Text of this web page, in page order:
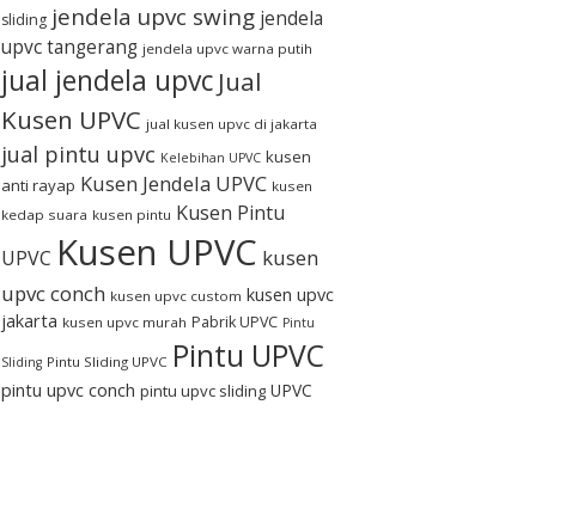
sliding jendela upvc swing jendela
upvc tangerang jendela upvc warna putih
jual jendela upvc Jual
Kusen UPVC jual kusen upvc di jakarta
jual pintu upvc Kelebihan UPVC kusen
anti rayap Kusen Jendela UPVC kusen
kedap suara kusen pintu Kusen Pintu
UPVC Kusen UPVC kusen
upvc conch kusen upvc custom kusen upvc
jakarta kusen upvc murah Pabrik UPVC Pintu
Sliding Pintu Sliding UPVC Pintu UPVC
pintu upvc conch pintu upvc sliding UPVC